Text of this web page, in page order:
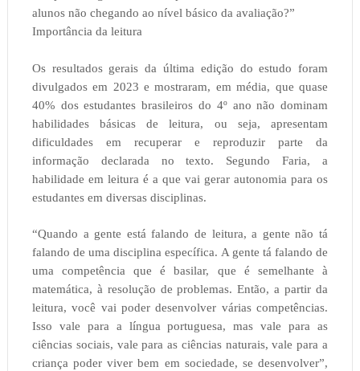
alunos não chegando ao nível básico da avaliação?”
Importância da leitura
Os resultados gerais da última edição do estudo foram
divulgados em 2023 e mostraram, em média, que quase
40% dos estudantes brasileiros do 4º ano não dominam
habilidades básicas de leitura, ou seja, apresentam
dificuldades em recuperar e reproduzir parte da
informação declarada no texto. Segundo Faria, a
habilidade em leitura é a que vai gerar autonomia para os
estudantes em diversas disciplinas.
“Quando a gente está falando de leitura, a gente não tá
falando de uma disciplina específica. A gente tá falando de
uma competência que é basilar, que é semelhante à
matemática, à resolução de problemas. Então, a partir da
leitura, você vai poder desenvolver várias competências.
Isso vale para a língua portuguesa, mas vale para as
ciências sociais, vale para as ciências naturais, vale para a
criança poder viver bem em sociedade, se desenvolver”,